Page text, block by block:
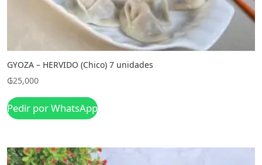
GYOZA – HERVIDO (Chico) 7 unidades
₲25,000
Pedir por WhatsApp